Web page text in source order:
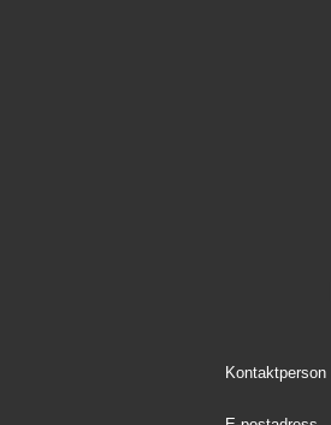
Kontaktperson